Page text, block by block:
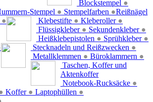
Blockstempel ●
Stempel ● Stempelfarben ●
● Klebestifte ● Kleberoller ●
Flüssigkleber ● Sekundenkleber ●
Heißklebepistolen ● Sprühkleber ●
Reißnägel
Stecknadeln und Reißzwecken ●
Metallklemmen ● Büroklammern ●
Taschen, Koffer und
Aktenkoffer
Notebook-Rucksäcke ●
Koffer ● Laptophüllen ●